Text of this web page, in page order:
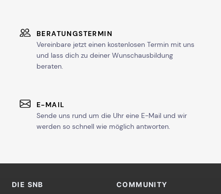
BERATUNGSTERMIN
Vereinbare jetzt einen kostenlosen Termin mit uns
und lass dich zu deiner Wunschausbildung
beraten.
E-MAIL
Sende uns rund um die Uhr eine E-Mail und wir
werden so schnell wie möglich antworten.
DIE SNB COMMUNITY